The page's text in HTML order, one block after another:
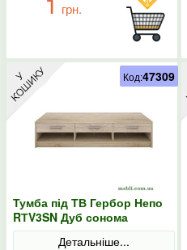
грн.
Тумба під ТВ Гербор Непо
RТV3SN Дуб сонома
Детальніше...
Код:47309